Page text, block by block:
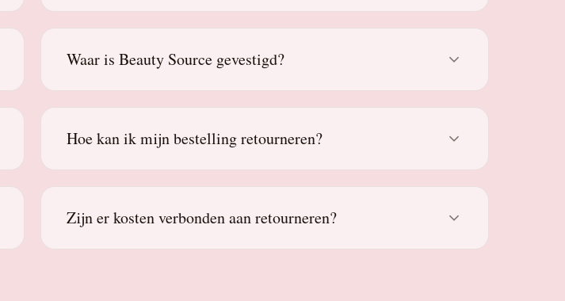
Waar is Beauty Source gevestigd?
Hoe kan ik mijn bestelling retourneren?
Zijn er kosten verbonden aan retourneren?